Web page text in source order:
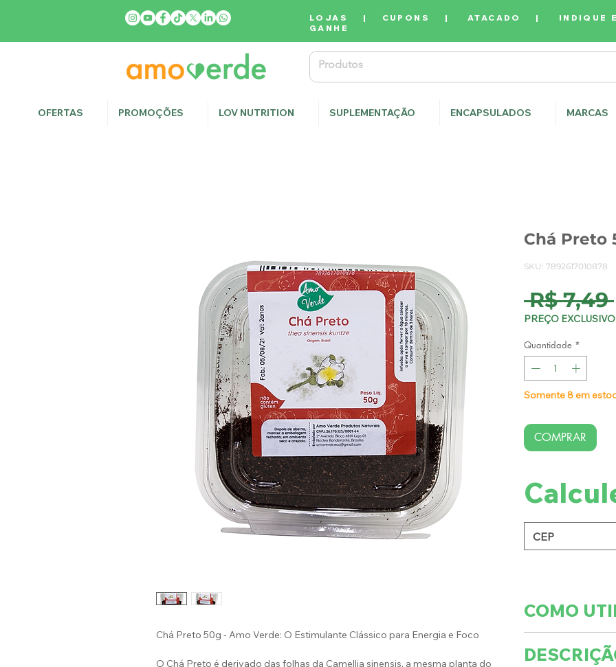
LOJAS | CUPONS |ATACADO | INDIQUE
GANHE
Chá Preto 50g - Amo Verde: O Estimulante Clássico para Energia e Foco
O Chá Preto é derivado das folhas da Camellia sinensis, a mesma planta do
Chá Preto
SKU: 7892617010878
R$ 7,49
PREÇO
Quantidade *
Somente 8 em
COMPRAR
COMO
fervente a 1
OFERTAS PROMOÇÕES LOV NUTRITION SUPLEMENTAÇÃO ENCAPSULADOS MARCAS